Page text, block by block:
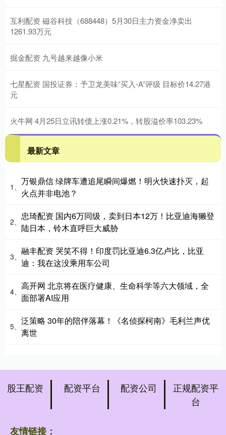
互利配资 磁谷科技（688448）5月30日主力资金净卖出
1261.93万元
掘金配资 九号越来越像小米
七星配资 国投证券：予卫龙美味“买入-A”评级 目标价14.27港
元
火牛网 4月25日立讯转债上涨0.21%，转股溢价率103.23%
最新文章
1、
万银鼎信 绿牌车遭追尾瞬间爆燃！明火快速扑灭，起
火点并非电池？
2、
忠琦配资 国内6万同级，卖到日本12万！比亚迪海獭登
陆日本，铃木直呼巨大威胁
3、
融丰配资 哭笑不得！印度罚比亚迪6.3亿卢比，比亚
迪：我在这没乘用车公司
4、
高开网 北京将在医疗健康、生命科学等六大领域，全
面部署AI应用
5、
泛策略 30年的陪伴落幕！《名侦探柯南》毛利兰声优
离世
股王配资 配资平台 配资公司
正规配资平
台
友情链接：